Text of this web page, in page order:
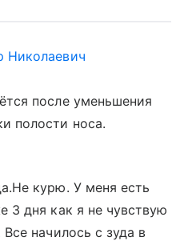
Николаевич
после уменьшения
полости носа.
курю. У меня есть
3 дня как я не чувствую
начилось с зуда в